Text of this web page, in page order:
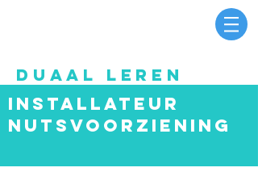
DUAAL LEREN
Installateur
nutsvoorziening